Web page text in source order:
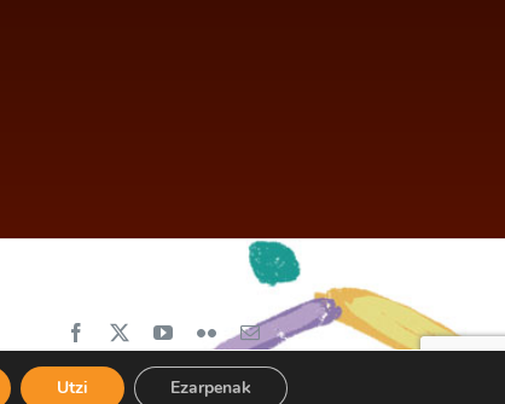
Utzi Ezarpenak